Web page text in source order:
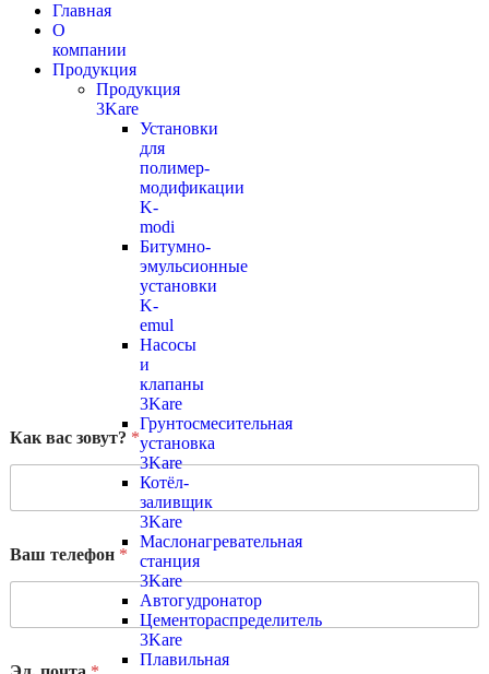
Главная
О
компании
Продукция
Продукция
3Kare
Установки
для
полимер-
модификации
K-
modi
Битумно-
эмульсионные
установки
K-
emul
Насосы
и
клапаны
3Kare
Грунтосмесительная
установка
3Kare
Котёл-
заливщик
3Kare
Маслонагревательная
станция
3Kare
Автогудронатор
Цементораспределитель
3Kare
Плавильная
Как вас зовут? *
Ваш телефон *